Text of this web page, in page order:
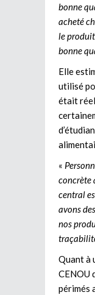
bonne
acheté
le
bonne
Elle
utilisé
était
«
concrète
central
avons
nos
Quant à
CENOU
périmés